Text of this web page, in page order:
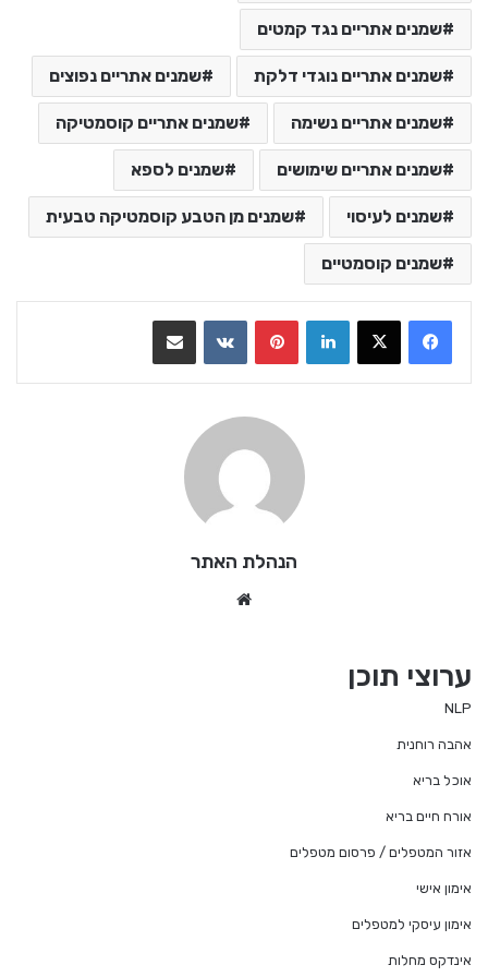
שמנים אתריים נגד קמטים
שמנים אתריים נוגדי דלקת שמנים אתריים נפוצים
שמנים אתריים נשימה שמנים אתריים קוסמטיקה
שמנים אתריים שימושים שמנים לספא
שמנים לעיסוי שמנים מן הטבע קוסמטיקה טבעית
שמנים קוסמטיים
LinkedIn
VKontakte
הנהלת האתר
ערוצי תוכן
NLP
אהבה רוחנית
אוכל בריא
אורח חיים בריא
אזור המטפלים / פרסום מטפלים
אימון אישי
אימון עיסקי למטפלים
אינדקס מחלות